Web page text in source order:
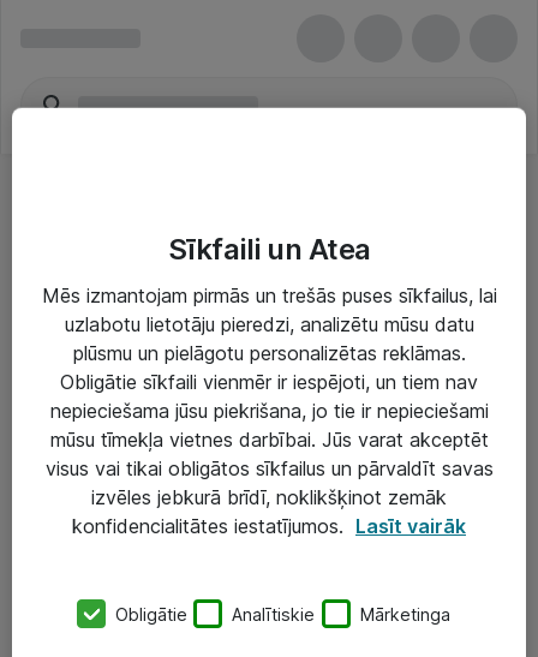
Risinājumi & Pakalpojumi
IT serviss un atbalsts
IT infrastruktūra
Darba vietu IT risinājumi
Serveri un datu centri
SIA „ATEA”
Sīkfaili un Atea
Mēs izmantojam pirmās un trešās puses sīkfailus, lai
uzlabotu lietotāju pieredzi, analizētu mūsu datu
plūsmu un pielāgotu personalizētas reklāmas.
Obligātie sīkfaili vienmēr ir iespējoti, un tiem nav
nepieciešama jūsu piekrišana, jo tie ir nepieciešami
mūsu tīmekļa vietnes darbībai. Jūs varat akceptēt
visus vai tikai obligātos sīkfailus un pārvaldīt savas
izvēles jebkurā brīdī, noklikšķinot zemāk
konfidencialitātes iestatījumos. Lasīt vairāk
Obligātie Analītiskie Mārketinga